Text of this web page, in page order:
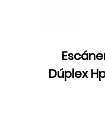
Dúplex